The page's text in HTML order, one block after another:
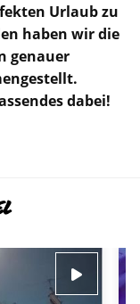
Urlaub zu
haben wir die
genauer
dabei!